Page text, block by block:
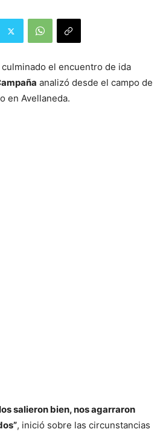
el encuentro de ida
analizó desde el campo de
en Avellaneda.
salieron bien, nos agarraron
, inició sobre las circunstancias